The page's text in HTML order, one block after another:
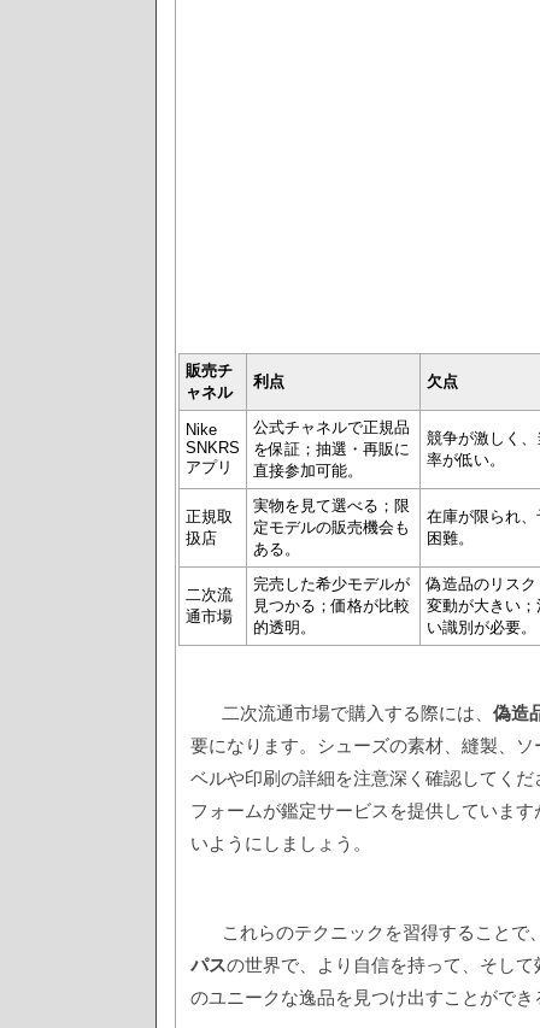
販売チ
ャネル
利点 欠点
Nike
SNKRS
アプリ
公式チャネルで正規品
を保証；抽選・再販に
直接参加可能。
競争が激しく、
率が低い。
正規取
扱店
実物を見て選べる；限
定モデルの販売機会も
ある。
在庫が限られ、
困難。
二次流
通市場
完売した希少モデルが
見つかる；価格が比較
的透明。
偽造品のリスク
変動が大きい；
い識別が必要。
二次流通市場で購入する際には、 偽造
要になります。シューズの素材、縫製、
ベルや印刷の詳細を注意深く確認してく
フォームが鑑定サービスを提供していま
いようにしましょう。
これらのテクニックを習得することで
パスの世界で、より自信を持って、そし
のユニークな逸品を見つけ出すことができ